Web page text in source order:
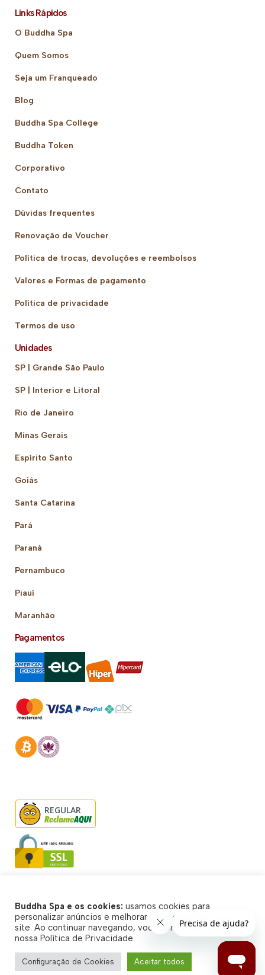
Links Rápidos
O Buddha Spa
Quem Somos
Seja um Franqueado
Blog
Buddha Spa College
Buddha Token
Corporativo
Contato
Dúvidas frequentes
Renovação de Voucher
Política de trocas, devoluções e reembolsos
Valores e Formas de pagamento
Política de privacidade
Termos de uso
Unidades
SP | Grande São Paulo
SP | Interior e Litoral
Rio de Janeiro
Minas Gerais
Espírito Santo
Goiás
Santa Catarina
Pará
Paraná
Pernambuco
Piauí
Maranhão
Pagamentos
REGULAR
© Buddha Spa 2026 - Todos direitos reservados
Buddha Spa e os cookies: usamos cookies para
personalizar anúncios e melhorar a sua experiência no
site. Ao continuar navegando, você concorda com a
nossa Política de Privacidade.
Configuração de Cookies Aceitar todos